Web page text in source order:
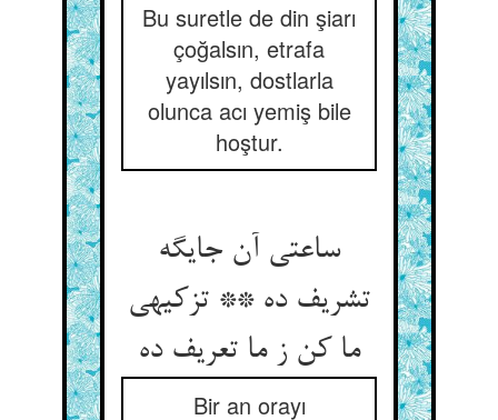
Bu suretle de din şiarı
çoğalsın, etrafa
yayılsın, dostlarla
olunca acı yemiş bile
hoştur.
ساعتی آن جایگه
تشریف ده ** تزکیه‏ی
ما کن ز ما تعریف ده‏
Bir an orayı